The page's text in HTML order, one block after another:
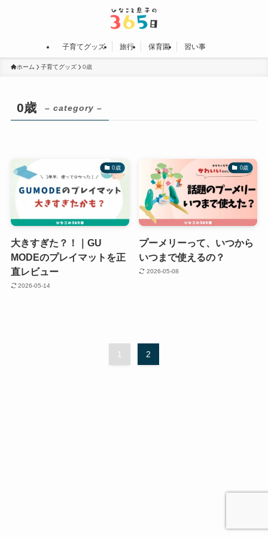
子育てグッズ 旅行 保育園 習い事
ホーム 子育てグッズ 0歳
0歳 – category –
0歳
大きすぎた？！｜GU
MODEのプレイマットを正
直レビュー
2026-05-14
0歳
プーメリーって、いつから
いつまで使えるの？
2026-05-08
1 2